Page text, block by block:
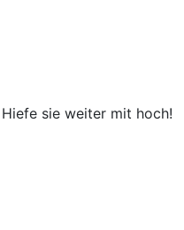
sie weiter mit hoch!